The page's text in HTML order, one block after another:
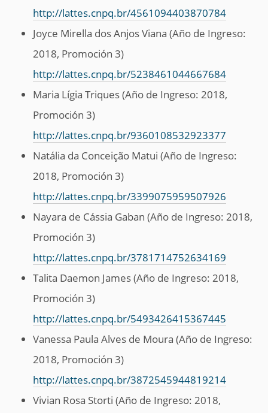
http://lattes.cnpq.br/4561094403870784
Joyce Mirella dos Anjos Viana (Año de Ingreso:
2018, Promoción 3)
http://lattes.cnpq.br/5238461044667684
Maria Lígia Triques (Año de Ingreso: 2018,
Promoción 3)
http://lattes.cnpq.br/9360108532923377
Natália da Conceição Matui (Año de Ingreso:
2018, Promoción 3)
http://lattes.cnpq.br/3399075959507926
Nayara de Cássia Gaban (Año de Ingreso: 2018,
Promoción 3)
http://lattes.cnpq.br/3781714752634169
Talita Daemon James (Año de Ingreso: 2018,
Promoción 3)
http://lattes.cnpq.br/5493426415367445
Vanessa Paula Alves de Moura (Año de Ingreso:
2018, Promoción 3)
http://lattes.cnpq.br/3872545944819214
Vivian Rosa Storti (Año de Ingreso: 2018,